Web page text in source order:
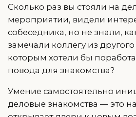
Сколько раз вы стояли на
мероприятии, видели
собеседника, но не знали,
замечали коллегу из другого
которым хотели бы
повода для знакомства?
Умение самостоятельно
деловые знакомства — это